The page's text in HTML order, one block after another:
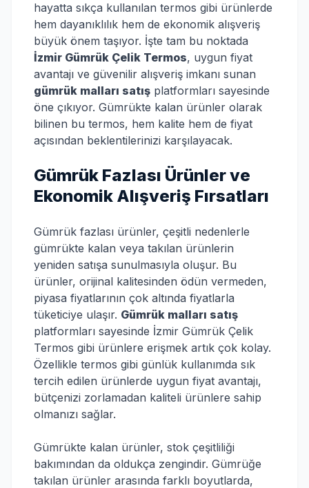
hayatta sıkça kullanılan termos gibi ürünlerde
hem dayanıklılık hem de ekonomik alışveriş
büyük önem taşıyor. İşte tam bu noktada
İzmir Gümrük Çelik Termos, uygun fiyat
avantajı ve güvenilir alışveriş imkanı sunan
gümrük malları satış platformları sayesinde
öne çıkıyor. Gümrükte kalan ürünler olarak
bilinen bu termos, hem kalite hem de fiyat
açısından beklentilerinizi karşılayacak.
Gümrük Fazlası Ürünler ve
Ekonomik Alışveriş Fırsatları
Gümrük fazlası ürünler, çeşitli nedenlerle
gümrükte kalan veya takılan ürünlerin
yeniden satışa sunulmasıyla oluşur. Bu
ürünler, orijinal kalitesinden ödün vermeden,
piyasa fiyatlarının çok altında fiyatlarla
tüketiciye ulaşır. Gümrük malları satış
platformları sayesinde İzmir Gümrük Çelik
Termos gibi ürünlere erişmek artık çok kolay.
Özellikle termos gibi günlük kullanımda sık
tercih edilen ürünlerde uygun fiyat avantajı,
bütçenizi zorlamadan kaliteli ürünlere sahip
olmanızı sağlar.
Gümrükte kalan ürünler, stok çeşitliliği
bakımından da oldukça zengindir. Gümrüğe
takılan ürünler arasında farklı boyutlarda,